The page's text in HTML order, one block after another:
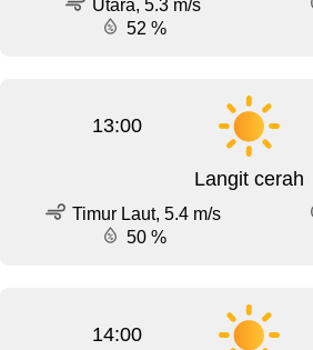
Utara, 5.3 m/s
52 %
13:00
Langit cerah
Timur Laut, 5.4 m/s
50 %
14:00